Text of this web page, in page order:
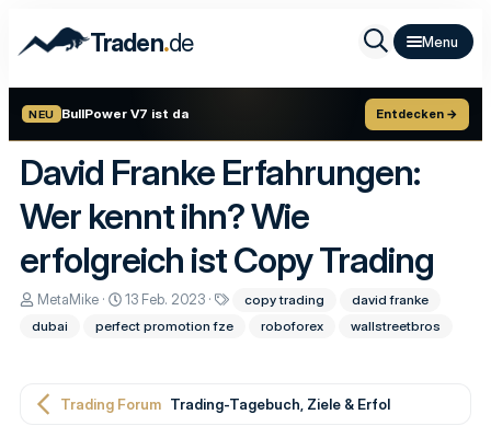
Traden.de
NEU BullPower V7 ist da Entdecken →
David Franke Erfahrungen:
Wer kennt ihn? Wie
erfolgreich ist Copy Trading
E
s
l
MetaMike
E
s
l
13 Feb. 2023
h
w
copy trading
david franke
dubai
perfect promotion fze roboforex wallstreetbros
Trading Forum Trading-Tagebuch, Ziele & Erfolge